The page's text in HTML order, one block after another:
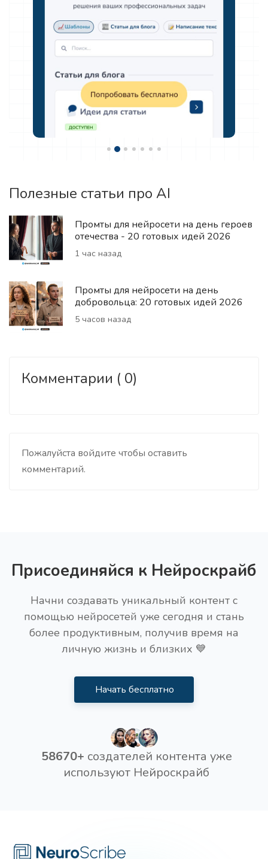
Полезные статьи про AI
Промты для нейросети на день героев
отечества - 20 готовых идей 2026
1 час назад
Промты для нейросети на день
добровольца: 20 готовых идей 2026
5 часов назад
Комментарии ( 0)
Пожалуйста войдите чтобы оставить
комментарий.
Присоединяйся к Нейроскрайб
Начни создавать уникальный контент с
помощью нейросетей уже сегодня и стань
более продуктивным, получив время на
личную жизнь и близких 💙
Начать бесплатно
58670+ создателей контента уже
используют Нейроскрайб